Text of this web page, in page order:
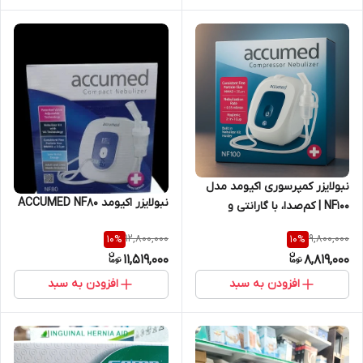
نبولایزر کمپرسوری اکیومد مدل
NF100 | کم‌صدا، با گارانتی و
9,800,000
10%
8,819,000
افزودن به سبد
نبولایزر اکیومد ACCUMED NF80
12,800,000
10%
11,519,000
افزودن به سبد